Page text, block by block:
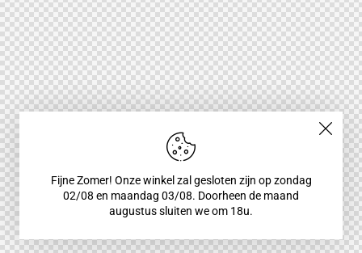
Fijne Zomer! Onze winkel zal gesloten zijn op zondag
02/08 en maandag 03/08. Doorheen de maand
augustus sluiten we om 18u.